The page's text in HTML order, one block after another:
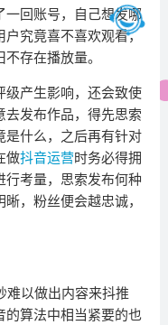
一回账号，自己想发哪
究竟喜不喜欢观看，
存在播放量。
级产生影响，还会致使
去发布作品，得先思索
是什么，之后再有针对
做抖音运营时务必得拥
行考量，思索发布何种
，粉丝便会越忠诚，
难以做出内容来抖推
的算法中相当紧要的也